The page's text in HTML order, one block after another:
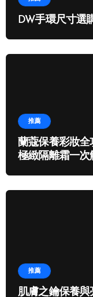
DW手環尺寸選
推薦
蘭蔻保養彩妝
極緻隔離霜一次
推薦
肌膚之鑰保養